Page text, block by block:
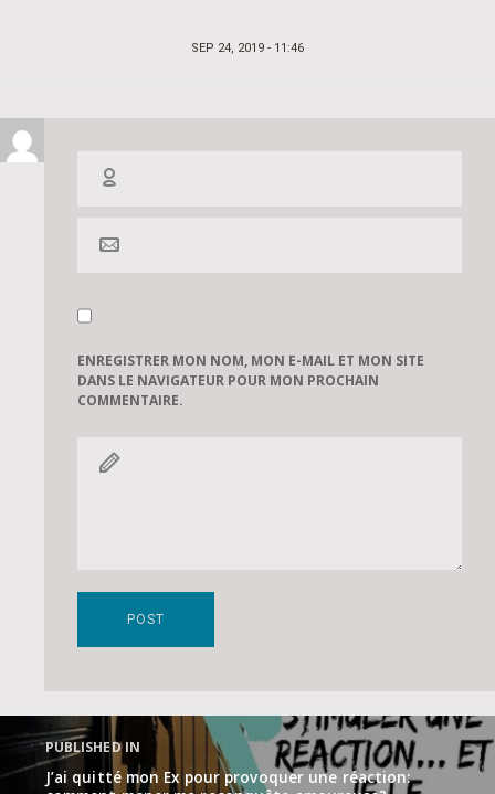
POSTED
SEP 24, 2019 - 11:46
ENREGISTRER MON NOM, MON E-MAIL ET MON SITE
DANS LE NAVIGATEUR POUR MON PROCHAIN
COMMENTAIRE.
Navigation
l’article
PUBLISHED IN
J’ai quitté mon Ex pour provoquer une réaction: